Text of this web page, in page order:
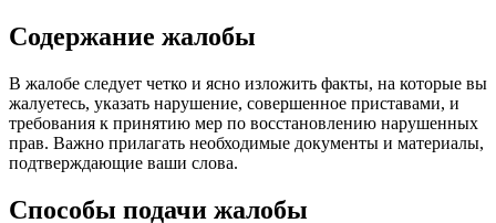
Содержание жалобы
В жалобе следует четко и ясно изложить факты, на которые вы
жалуетесь, указать нарушение, совершенное приставами, и
требования к принятию мер по восстановлению нарушенных
прав. Важно прилагать необходимые документы и материалы,
подтверждающие ваши слова.
Способы подачи жалобы